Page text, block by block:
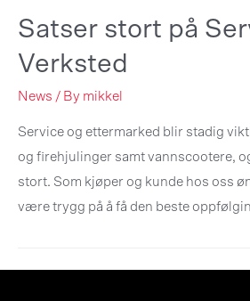
Satser stort på
Verksted
News / By mikkel
Service og ettermarked blir stadig
og firehjulinger samt vannscootere,
stort. Som kjøper og kunde hos oss
være trygg på å få den beste